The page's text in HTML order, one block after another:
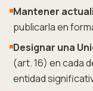
Mantener
publicarla en
Designar una
(art. 16) en cada
entidad